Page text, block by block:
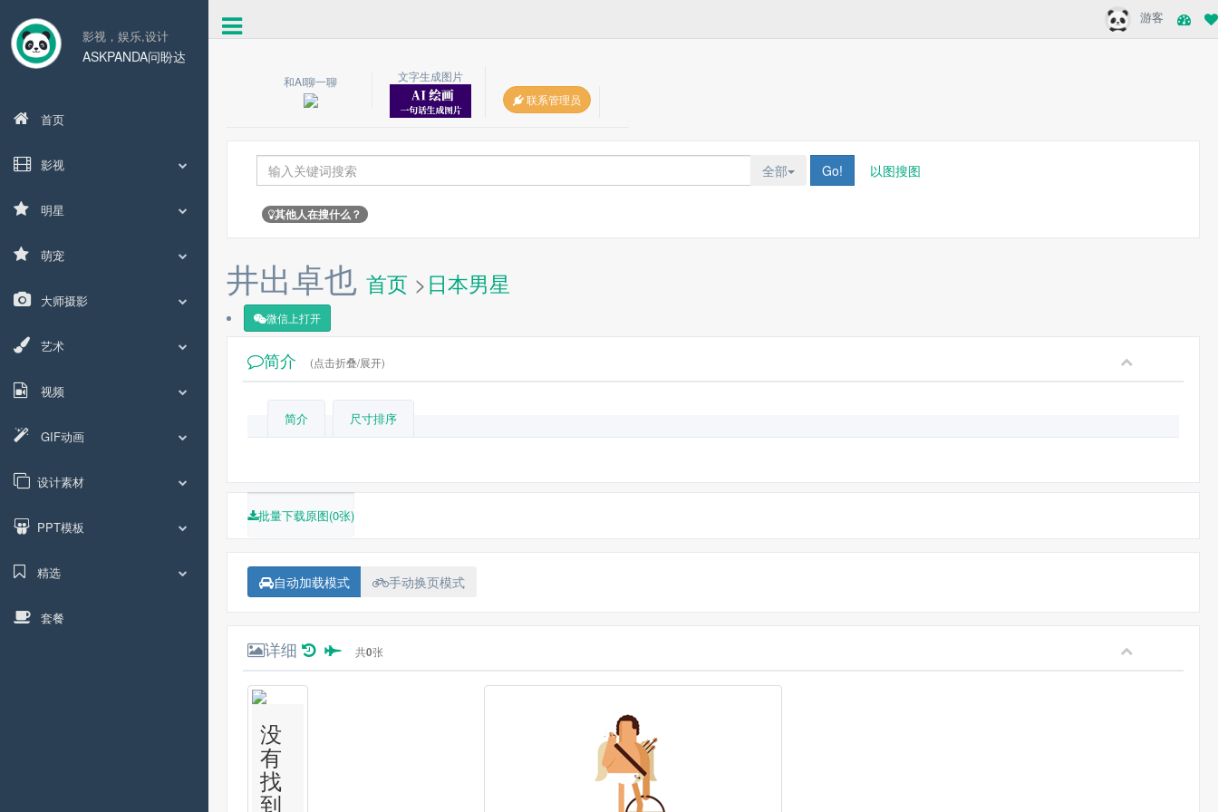
影视，娱乐,设计
ASKPANDA问盼达
首页
影视
明星
萌宠
大师摄影
艺术
视频
GIF动画
设计素材
PPT模板
精选
套餐
游客
和AI聊一聊
文字生成图片
联系管理员
全部 Go! 以图搜图
其他人在搜什么？
井出卓也 首页 >日本男星
微信上打开
简介 (点击折叠/展开)
简介 尺寸排序
批量下载原图(0张)
自动加载模式 手动换页模式
详细 共0张
没
有
找
到